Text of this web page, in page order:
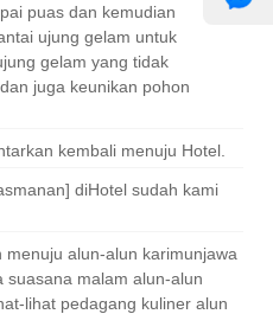
puas dan kemudian
ujung gelam untuk
gelam yang tidak
juga keunikan pohon
kembali menuju Hotel.
diHotel sudah kami
alun-alun karimunjawa
suasana malam alun-alun
lihat pedagang kuliner alun